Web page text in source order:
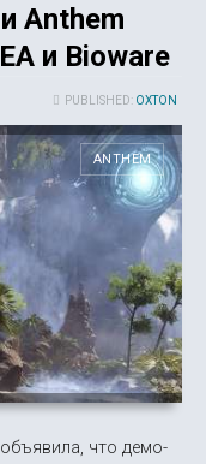
Anthem
и Bioware
PUBLISHED: OXTON
ANTHEM
что демо-